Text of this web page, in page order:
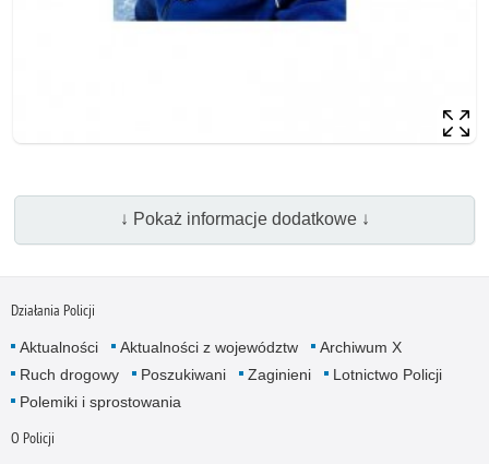
↓ Pokaż informacje dodatkowe ↓
Działania Policji
Aktualności Aktualności z województw
Archiwum X
Ruch drogowy
Poszukiwani Zaginieni
Lotnictwo Policji
Polemiki i sprostowania
O Policji